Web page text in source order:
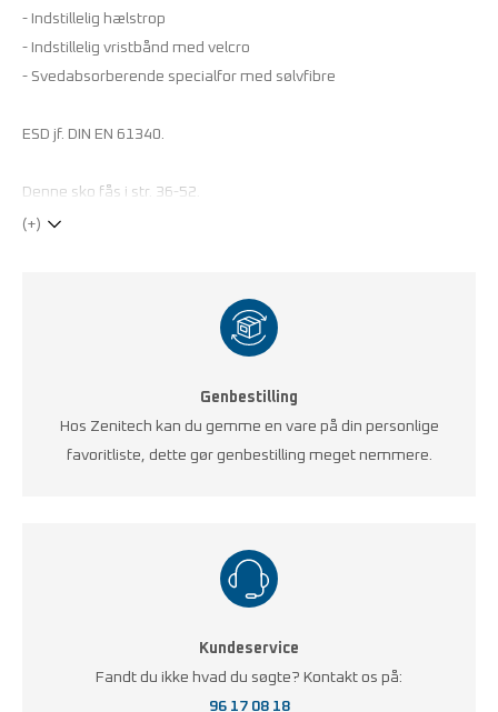
- Indstillelig hælstrop
- Indstillelig vristbånd med velcro
- Svedabsorberende specialfor med sølvfibre
ESD jf. DIN EN 61340.
Denne sko fås i str. 36-52.
(+)
Genbestilling
Hos Zenitech kan du gemme en vare på din personlige
favoritliste, dette gør genbestilling meget nemmere.
Kundeservice
Fandt du ikke hvad du søgte? Kontakt os på:
96 17 08 18